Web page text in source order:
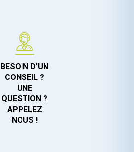
BESOIN D’UN
CONSEIL ?
UNE
QUESTION ?
APPELEZ
NOUS !